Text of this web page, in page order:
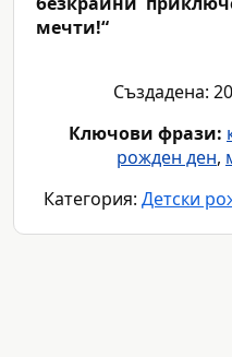
мечти!“
Създадена:
Ключови фрази:
рожден ден,
Категория: Детски